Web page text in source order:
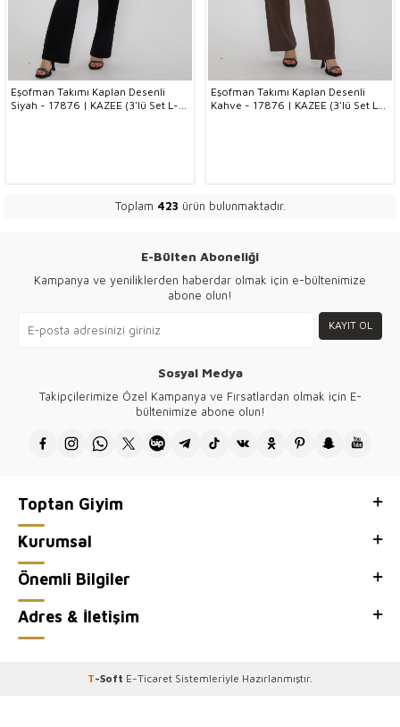
Eşofman Takımı Kaplan Desenli
Siyah - 17876 | KAZEE (3'lü Set L-
Eşofman Takımı Kaplan Desenli
Kahve - 17876 | KAZEE (3'lü Set L-
Toplam 423 ürün bulunmaktadır.
E-Bülten Aboneliği
Kampanya ve yeniliklerden haberdar olmak için e-bültenimize
abone olun!
KAYIT OL
Sosyal Medya
Takipçilerimize Özel Kampanya ve Fırsatlardan olmak için E-
bültenimize abone olun!
Toptan Giyim
Kurumsal
Önemli Bilgiler
Adres & İletişim
T-Soft E-Ticaret Sistemleriyle Hazırlanmıştır.